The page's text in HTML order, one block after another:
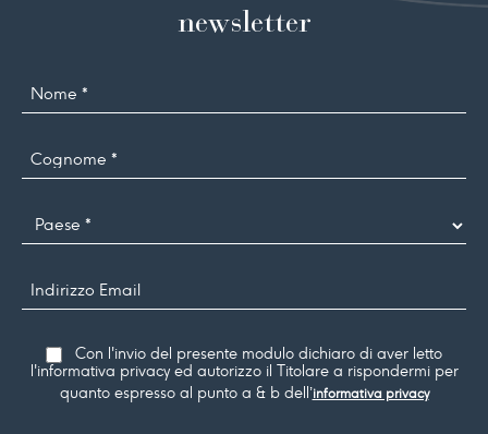
newsletter
Con l'invio del presente modulo dichiaro di aver letto
l'informativa privacy ed autorizzo il Titolare a rispondermi per
quanto espresso al punto a & b dell’informativa privacy